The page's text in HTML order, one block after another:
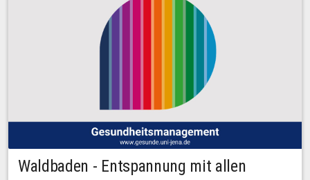
Waldbaden - Entspannung mit allen